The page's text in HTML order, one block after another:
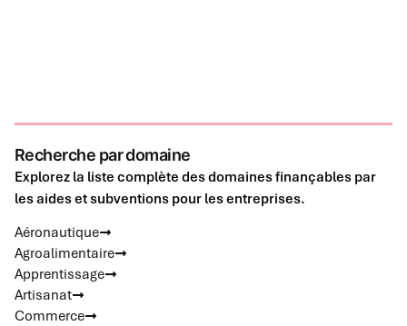
Recherche par domaine
Explorez la liste complète des domaines finançables par
les aides et subventions pour les entreprises.
Aéronautique
Agroalimentaire
Apprentissage
Artisanat
Commerce